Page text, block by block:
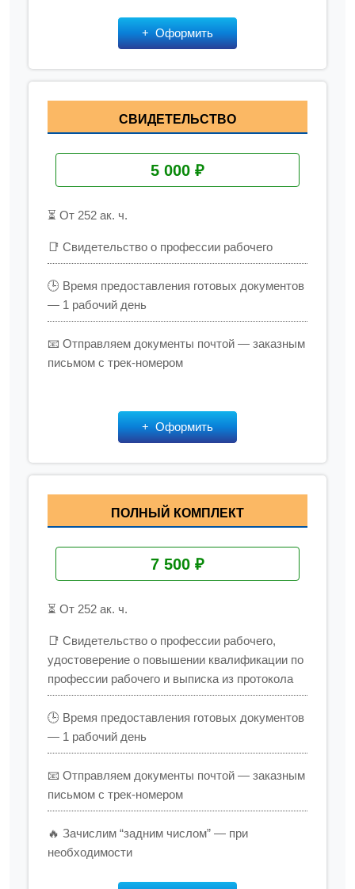
Оформить
СВИДЕТЕЛЬСТВО
5 000 ₽
⏳ От 252 ак. ч.
📑 Свидетельство о профессии рабочего
🕒 Время предоставления готовых документов
— 1 рабочий день
📧 Отправляем документы почтой — заказным
письмом с трек-номером
Оформить
ПОЛНЫЙ КОМПЛЕКТ
7 500 ₽
⏳ От 252 ак. ч.
📑 Свидетельство о профессии рабочего,
удостоверение о повышении квалификации по
профессии рабочего и выписка из протокола
🕒 Время предоставления готовых документов
— 1 рабочий день
📧 Отправляем документы почтой — заказным
письмом с трек-номером
🔥 Зачислим “задним числом” — при
необходимости